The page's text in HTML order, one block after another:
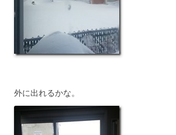
外に出れるかな。